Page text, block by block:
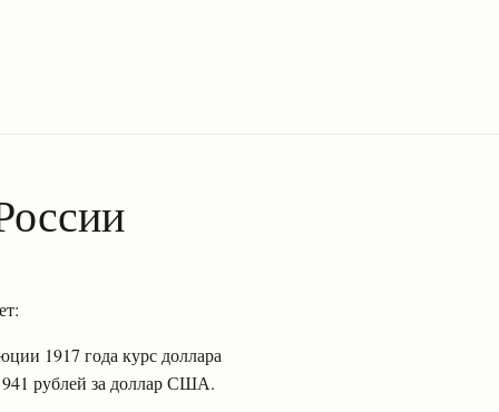
1917 года курс доллара
рублей за доллар США.